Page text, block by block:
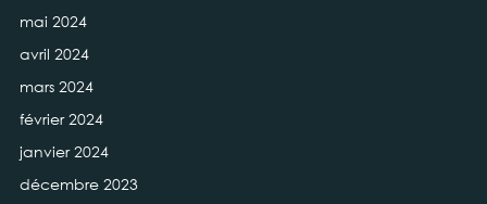
mai 2024
avril 2024
mars 2024
février 2024
janvier 2024
décembre 2023